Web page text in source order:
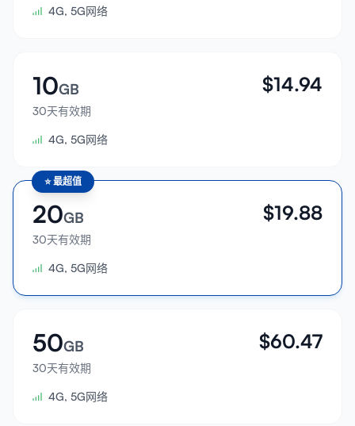
4G, 5G网络
10GB
30天有效期
$14.94
4G, 5G网络
⭐最超值
20GB
30天有效期
$19.88
4G, 5G网络
50GB
30天有效期
$60.47
4G, 5G网络